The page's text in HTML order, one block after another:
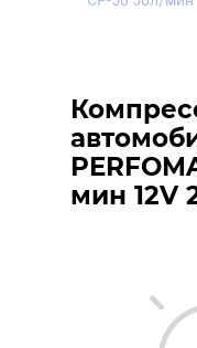
мин 12V